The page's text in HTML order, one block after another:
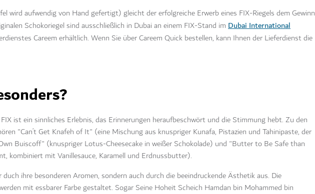
wird aufwendig von Hand gefertigt) gleicht der erfolgreiche Erwerb eines FIX-Riegels dem Gewinn
Schokoriegel sind ausschließlich in Dubai an einem FIX-Stand im Dubai International
Careem erhältlich. Wenn Sie über Careem Quick bestellen, kann Ihnen der Lieferdienst die
ist ein sinnliches Erlebnis, das Erinnerungen heraufbeschwört und die Stimmung hebt. Zu den
"Can’t Get Knafeh of It" (eine Mischung aus knuspriger Kunafa, Pistazien und Tahinipaste, der
Buiscoff" (knuspriger Lotus-Cheesecake in weißer Schokolade) und "Butter to Be Safe than
kombiniert mit Vanillesauce, Karamell und Erdnussbutter).
ihre besonderen Aromen, sondern auch durch die beeindruckende Ästhetik aus. Die
mit essbarer Farbe gestaltet. Sogar Seine Hoheit Scheich Hamdan bin Mohammed bin